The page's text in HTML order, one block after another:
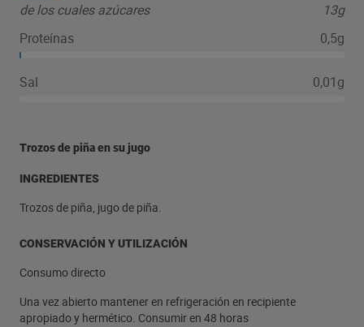
de los cuales azúcares
13g
Proteínas
0,5g
Sal 0,01g
Trozos de piña en su jugo
INGREDIENTES
Trozos de piña, jugo de piña.
CONSERVACIÓN Y UTILIZACIÓN
Consumo directo
Una vez abierto mantener en refrigeración en recipiente
apropiado y hermético. Consumir en 48 horas